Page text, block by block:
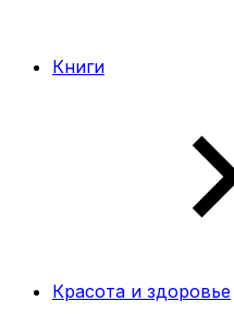
Книги
Красота и здоровье